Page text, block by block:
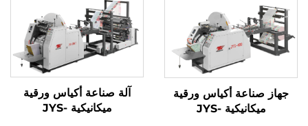
جهاز صناعة أكياس ورقية
ميكانيكية JYS-
آلة صناعة أكياس ورقية
ميكانيكية JYS-